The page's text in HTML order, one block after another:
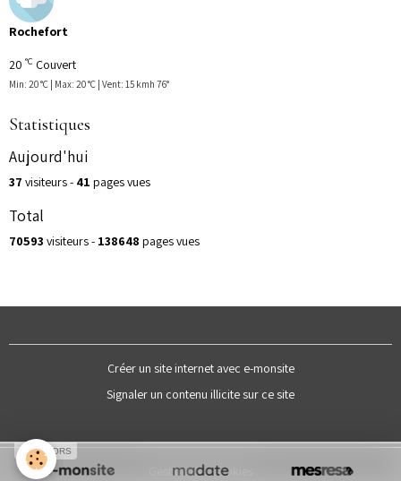
Rochefort
20 °C Couvert
Min: 20 °C | Max: 20 °C | Vent: 15 kmh 76°
Statistiques
Aujourd'hui
37 visiteurs - 41 pages vues
Total
70593 visiteurs - 138648 pages vues
Créer un site internet avec e-monsite
Signaler un contenu illicite sur ce site
Gestion des cookies
SPONSORS